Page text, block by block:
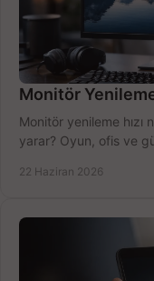
Monitör
Monitör yenileme
yarar? Oyun, ofis ve
22 Haziran 2026